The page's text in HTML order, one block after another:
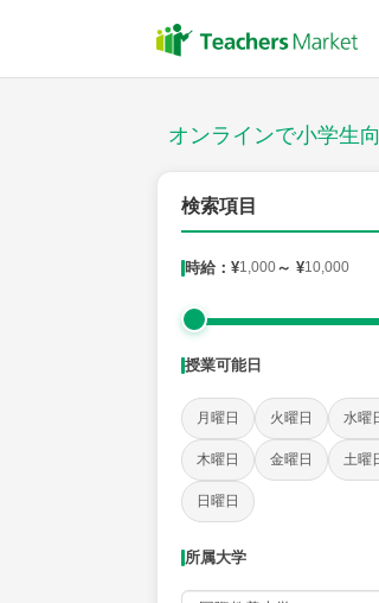
オンラインで小学生
検索項目
時給：¥1,000～ ¥10,000
授業可能日
月曜日 火曜日 水曜
木曜日 金曜日 土曜
日曜日
所属大学
授業スタイル
社会
時給：¥1,000 ～ ¥10,000
授業可能日
火曜日